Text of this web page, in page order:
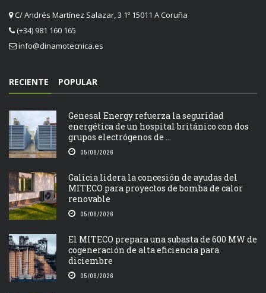
C/ Andrés Martínez Salazar, 3 1º 15011 A Coruña
(+34) 981 160 165
info@dinamotecnica.es
RECIENTE POPULAR
Genesal Energy refuerza la seguridad
energética de un hospital británico con dos
grupos electrógenos de ...
05/08/2026
Galicia lidera la concesión de ayudas del
MITECO para proyectos de bomba de calor
renovable
05/08/2026
El MITECO prepara una subasta de 600 MW de
cogeneración de alta eficiencia para
diciembre
05/08/2026